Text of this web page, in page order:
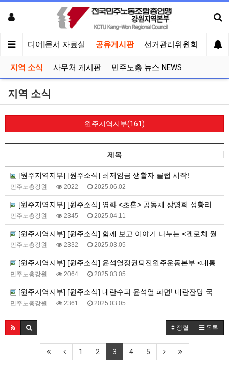
견 미디어|문서 자료실 공유게시판 선거관리위원회
지역 소식 사무처 게시판 민주노총 뉴스 NEWS
지역 소식
원주지역지부(161)
제목
[원주지역지부] [원주소식] 최저임금 생활자 클럽 시작!
민주노총강원 2022 2025.06.02
[원주지역지부] [원주소식] 영화 <초혼> 공동체 상영회 성황리에 성사!
민주노총강원 2345 2025.04.11
[원주지역지부] [원주소식] 함께 보고 이야기 나누는 <켄로치 월간감상회> 진행중!
민주노총강원 2332 2025.03.05
[원주지역지부] [원주소식] 윤석열정권퇴진원주운동본부 <대통령 윤석열을 파면한다!> 기자회견
민주노총강원 2064 2025.03.05
[원주지역지부] [원주소식] 내란수괴 윤석열 파면! 내란잔당 국민의힘 해체! 대시민 선전전
민주노총강원 2361 2025.03.05
정렬 목록
1 2 3 4 5